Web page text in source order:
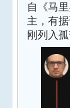
自《马
主，有
刚列入